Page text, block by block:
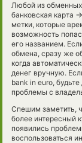
Любой из обменных
банковская карта →
метки, которые
возможность
его названием.
обмена, сразу же
когда
денег вручную.
bank in euro,
проблемы с
Спешим заметить,
более интересный
появились
воспользоваться